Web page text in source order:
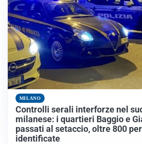
MILANO
Controlli serali interforze nel
milanese: i quartieri Baggio e
passati al setaccio, oltre 800
identificate